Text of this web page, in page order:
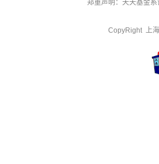
郑重声明： 天天基金
CopyRight 上